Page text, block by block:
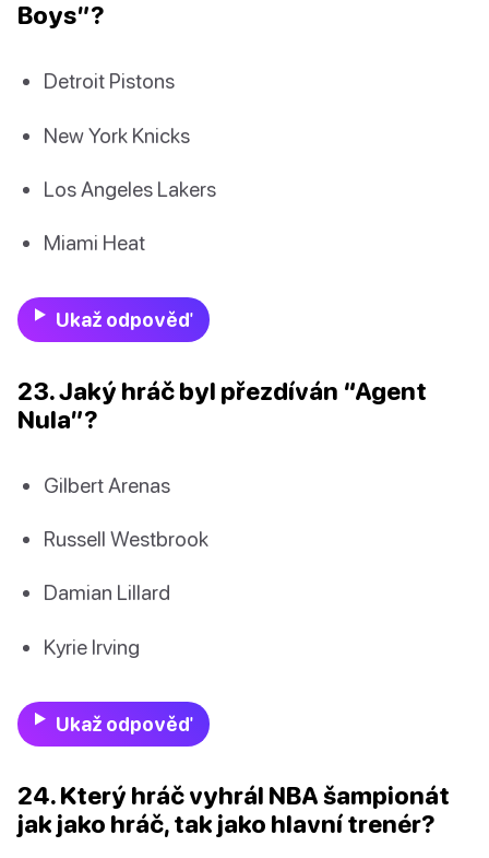
Boys”?
Detroit Pistons
New York Knicks
Los Angeles Lakers
Miami Heat
Ukaž odpověď
23. Jaký hráč byl přezdíván “Agent
Nula”?
Gilbert Arenas
Russell Westbrook
Damian Lillard
Kyrie Irving
Ukaž odpověď
24. Který hráč vyhrál NBA šampionát
jak jako hráč, tak jako hlavní trenér?